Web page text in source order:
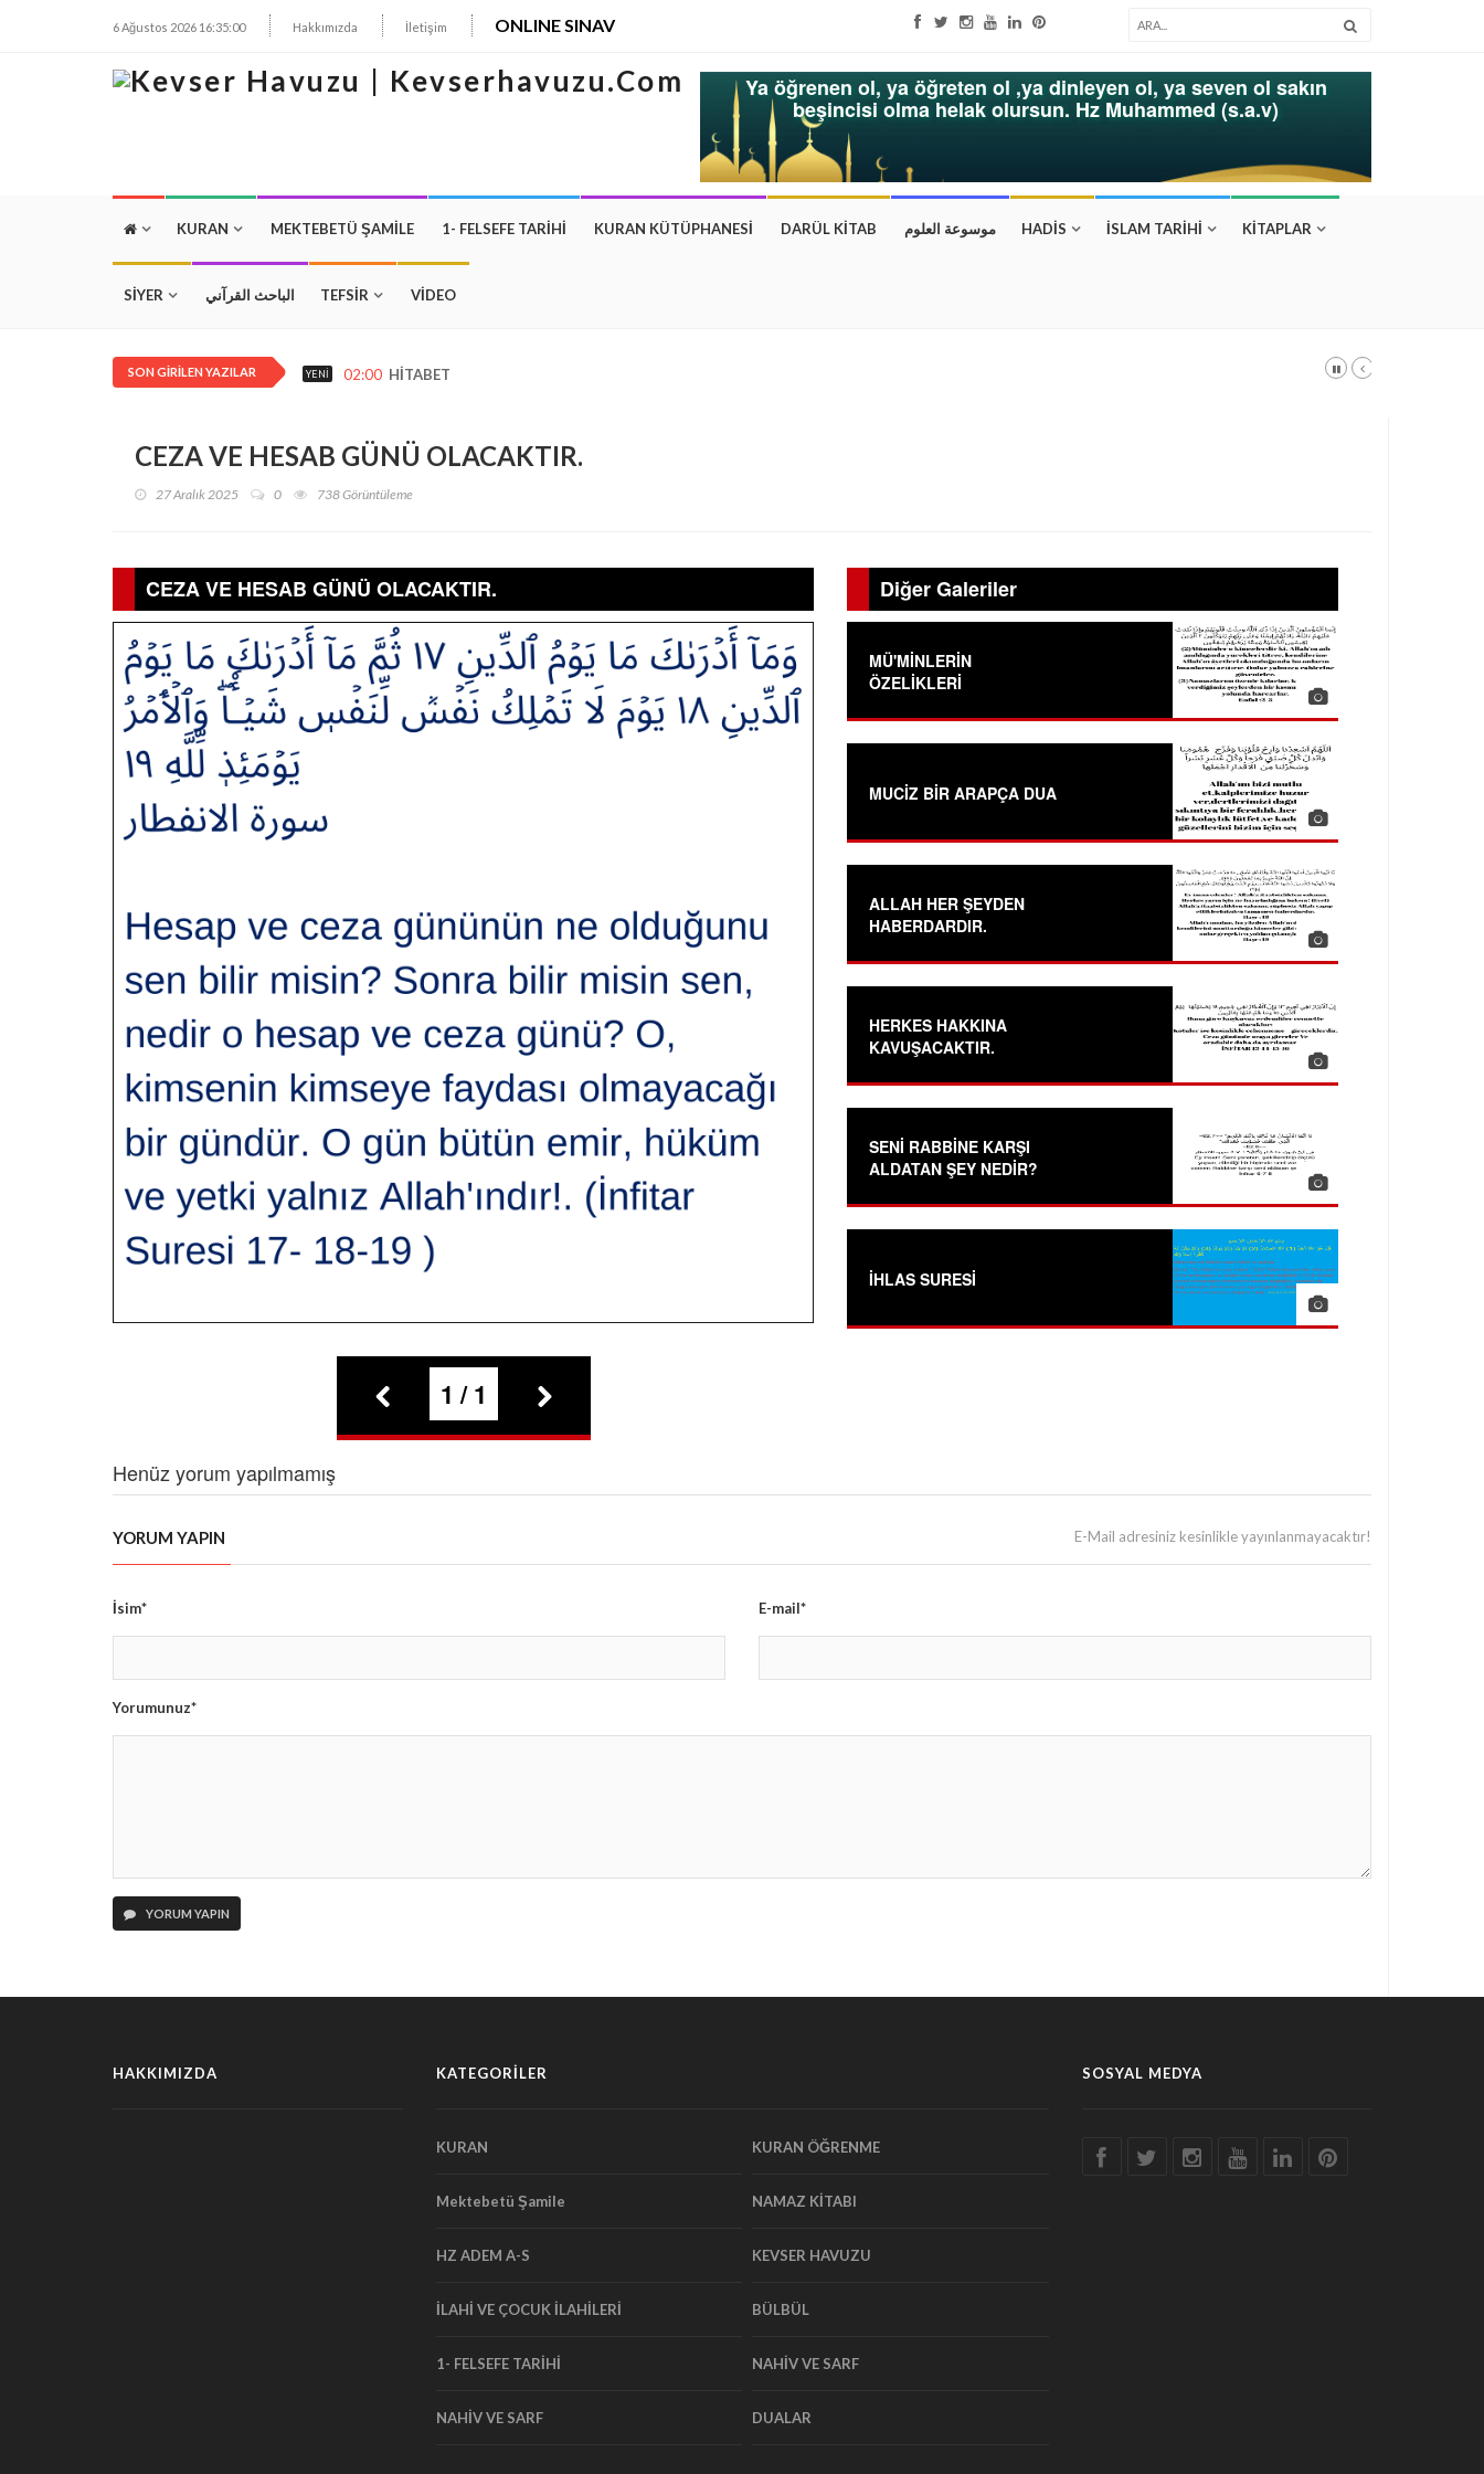
6 Ağustos 2026 16:35:01 Hakkımızda İletişim ONLINE SINAV
Ya öğrenen ol, ya öğreten ol ,ya dinleyen ol, ya seven ol sakın
beşincisi olma helak olursun. Hz Muhammed (s.a.v)
KURAN MEKTEBETÜ ŞAMILE 1- FELSEFE TARİHİ KURAN KÜTÜPHANESİ DARÜL KİTAB موسوعة العلوم HADİS İSLAM TARİHİ KİTAPLAR
SİYER الباحث القرآني TEFSİR VİDEO
SON GIRILEN YAZILAR YENI 02:00 HİTABET
CEZA VE HESAB GÜNÜ OLACAKTIR.
27 Aralık 2025 0 738 Görüntüleme
CEZA VE HESAB GÜNÜ OLACAKTIR.
1 / 1
Diğer Galeriler
MÜ'MİNLERİN
ÖZELİKLERİ
MUCİZ BİR ARAPÇA DUA
ALLAH HER ŞEYDEN
HABERDARDIR.
HERKES HAKKINA
KAVUŞACAKTIR.
SENİ RABBİNE KARŞI
ALDATAN ŞEY NEDİR?
İHLAS SURESİ
Henüz yorum yapılmamış
YORUM YAPIN E-Mail adresiniz kesinlikle yayınlanmayacaktır!
İsim* E-mail*
Yorumunuz*
YORUM YAPIN
HAKKIMIZDA KATEGORİLER
KURAN KURAN ÖĞRENME
Mektebetü Şamile NAMAZ KİTABI
HZ ADEM A-S KEVSER HAVUZU
İLAHİ VE ÇOCUK İLAHİLERİ BÜLBÜL
1- FELSEFE TARİHİ NAHİV VE SARF
NAHİV VE SARF DUALAR
SOSYAL MEDYA